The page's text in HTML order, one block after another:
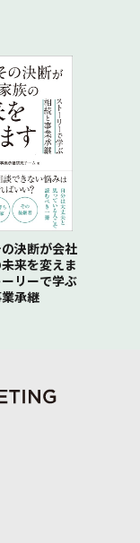
決断が会社
来を変えま
リーで学ぶ
承継